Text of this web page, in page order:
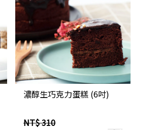
濃醇生巧克力蛋糕 (6吋)
NT$ 310